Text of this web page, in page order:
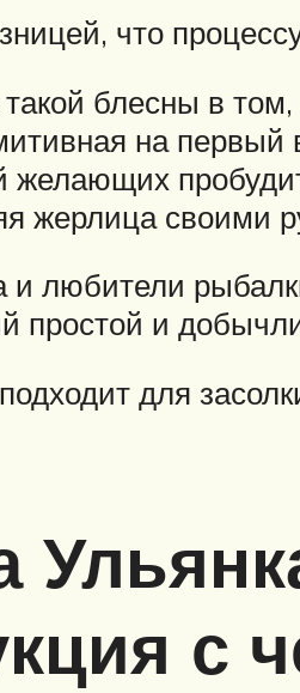
что
блесны в
на первый
желающих
жерлица своими
и любители
и
для
с